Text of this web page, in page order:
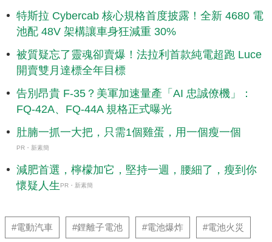
特斯拉 Cybercab 核心規格首度披露！全新 4680 電
池配 48V 架構讓車身狂減重 30%
被質疑忘了靈魂卻賣爆！法拉利首款純電超跑 Luce
開賣雙月達標全年目標
告別昂貴 F-35？美軍加速量產「AI 忠誠僚機」：
FQ-42A、FQ-44A 規格正式曝光
肚腩一抓一大把，只需1個雞蛋，用一個瘦一個
PR・新素簡
減肥首選，檸檬加它，堅持一週，腰細了，瘦到你
懷疑人生 PR・新素簡
#電動汽車 #鋰離子電池 #電池爆炸 #電池火災